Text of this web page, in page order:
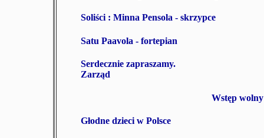
Soliści : Minna Pensola - skrzypce
Satu Paavola - fortepian
Serdecznie zapraszamy.
Zarząd
Wstęp wolny
Głodne dzieci w Polsce